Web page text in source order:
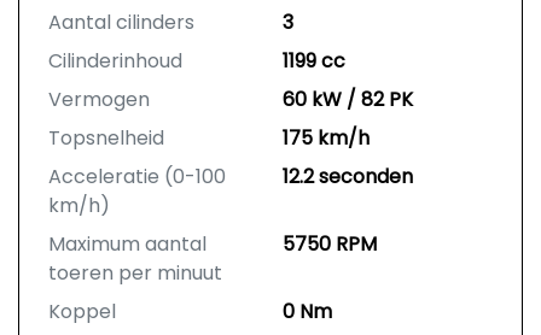
Aantal cilinders
3
Cilinderinhoud
1199 cc
Vermogen
60 kW / 82 PK
Topsnelheid
175 km/h
Acceleratie (0-100
km/h)
12.2 seconden
Maximum aantal
toeren per minuut
5750 RPM
Koppel
0 Nm